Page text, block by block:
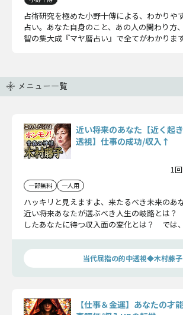
占術研究を極めた小野十傳による、わかりや
占い。あなた自身のこと、あの人の関わり方
智の集大成『マヤ暦占い』で全てがわかります
メニュー一覧
近い将来のあなた【近く起
透視】仕事の成功/収入↑
1
一部無料 一人用
ハッキリと見えますよ、来たるべき未来のあ
近い将来あなたが選ぶべき人生の岐路とは
したあなたに待つ収入面の変化とは？ では
当代屈指の的中透視◆木村藤子
【仕事＆金運】あなたの才